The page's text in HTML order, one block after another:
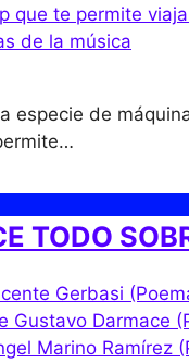
que te permite
de la música
especie de
TODO
Gerbasi
Gustavo Darmace
Marino Ramírez